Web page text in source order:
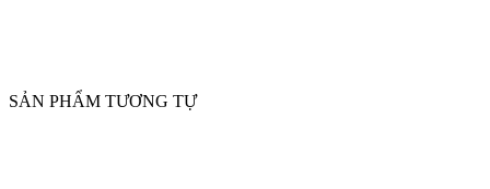
SẢN PHẨM TƯƠNG TỰ